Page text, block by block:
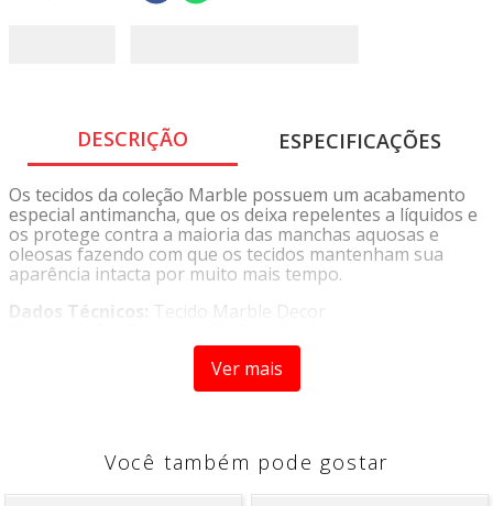
DESCRIÇÃO ESPECIFICAÇÕES
Os tecidos da coleção Marble possuem um acabamento
especial antimancha, que os deixa repelentes a líquidos e
os protege contra a maioria das manchas aquosas e
oleosas fazendo com que os tecidos mantenham sua
aparência intacta por muito mais tempo.
Dados Técnicos:
Tecido Marble Decor
0,294gr/ml
- Não alvejar/não branquear;
Ver mais
Você também pode gostar